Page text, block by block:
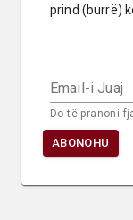
prind (burrë)
Email-i Juaj
Do të pranoni
ABONOHU